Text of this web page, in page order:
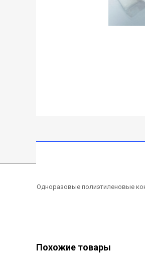
Одноразовые полиэтиленовые
Похожие товары